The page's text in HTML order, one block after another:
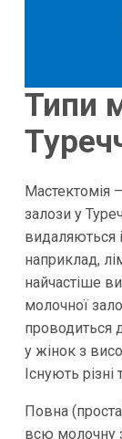
Типи
Мастектомія
залози у
видаляються
наприклад,
найчастіше
молочної
проводиться
у жінок з
Існують різні
Повна
всю молочну